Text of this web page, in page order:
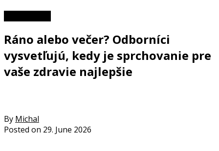
Ráno alebo večer? Odborníci
vysvetľujú, kedy je sprchovanie pre
vaše zdravie najlepšie
By Michal
Posted on 29. June 2026